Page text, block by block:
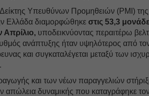
Υπευθύνων Προμηθειών (PMI)
Ελλάδα διαμορφώθηκεστις 53,3
Απρίλιο, υποδεικνύοντας περαιτέρω
ανάπτυξης ήταν υψηλότερος από
και συγκαταλέγεται μεταξύ των
και των νέων παραγγελιών
απώλεια δυναμικής που καταγράφηκε